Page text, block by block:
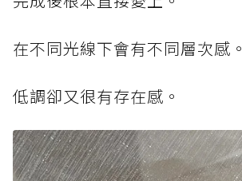
在不同光線下會有不同層次感。
低調卻又很有存在感。